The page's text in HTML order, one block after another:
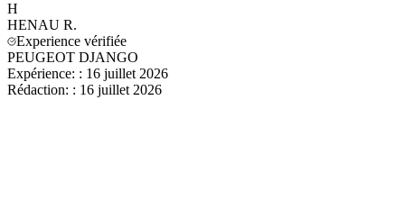
H
HENAU R.
Experience vérifiée
PEUGEOT DJANGO
Expérience: : 16 juillet 2026
Rédaction: : 16 juillet 2026